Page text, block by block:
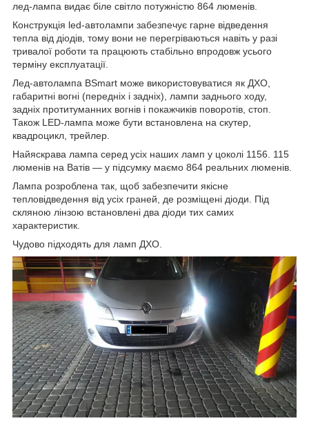
лед-лампа видає біле світло потужністю 864 люменів.
Конструкція led-автолампи забезпечує гарне відведення
тепла від діодів, тому вони не перегріваються навіть у разі
тривалої роботи та працюють стабільно впродовж усього
терміну експлуатації.
Лед-автолампа BSmart може використовуватися як ДХО,
габаритні вогні (передніх і задніх), лампи заднього ходу,
задніх протитуманних вогнів і покажчиків поворотів, стоп.
Також LED-лампа може бути встановлена на скутер,
квадроцикл, трейлер.
Найяскрава лампа серед усіх наших ламп у цоколі 1156. 115
люменів на Ватів — у підсумку маємо 864 реальних люменів.
Лампа розроблена так, щоб забезпечити якісне
тепловідведення від усіх граней, де розміщені діоди. Під
скляною лінзою встановлені два діоди тих самих
характеристик.
Чудово підходять для ламп ДХО.